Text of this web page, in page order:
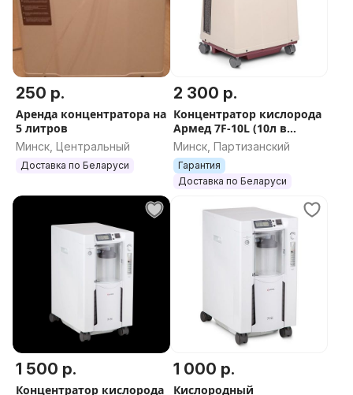
250 р.
Аренда концентратора на
5 литров
Минск, Центральный
Доставка по Беларуси
2 300 р.
Концентратор кислорода
Армед 7F-10L (10л в
минуту)
Минск, Партизанский
Гарантия
Доставка по Беларуси
1 500 р.
Концентратор кислорода
1 000 р.
Кислородный